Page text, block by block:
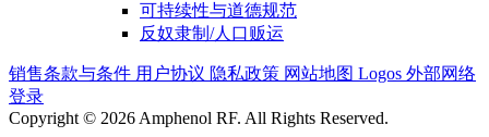
可持续性与道德规范
反奴隶制/人口贩运
销售条款与条件 用户协议 隐私政策 网站地图 Logos 外部网络
登录
Copyright © 2026 Amphenol RF. All Rights Reserved.